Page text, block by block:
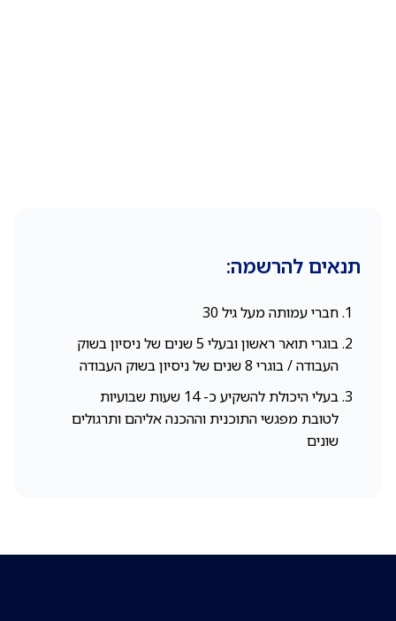
תנאים להרשמה:
חברי עמותה מעל גיל 30
בוגרי תואר ראשון ובעלי 5 שנים של ניסיון בשוק
העבודה / בוגרי 8 שנים של ניסיון בשוק העבודה
בעלי היכולת להשקיע כ- 14 שעות שבועיות
לטובת מפגשי התוכנית וההכנה אליהם ותרגולים
שונים